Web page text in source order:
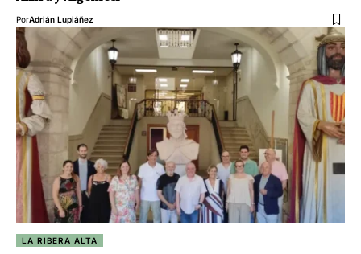
PorAdrián Lupiáñez
LA RIBERA ALTA